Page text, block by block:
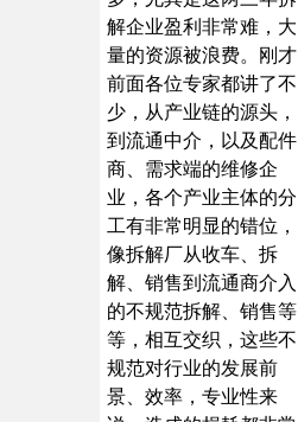
解企业盈利非常难，大
量的资源被浪费。刚才
前面各位专家都讲了不
少，从产业链的源头，
到流通中介，以及配件
商、需求端的维修企
业，各个产业主体的分
工有非常明显的错位，
像拆解厂从收车、拆
解、销售到流通商介入
的不规范拆解、销售等
等，相互交织，这些不
规范对行业的发展前
景、效率，专业性来